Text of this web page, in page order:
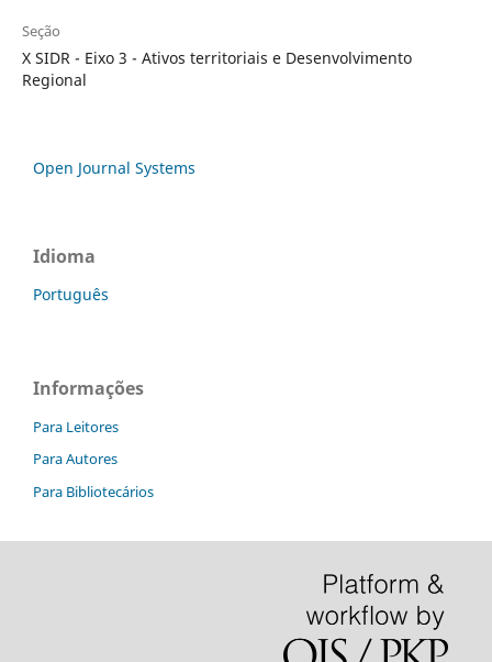
Seção
X SIDR - Eixo 3 - Ativos territoriais e Desenvolvimento
Regional
Open Journal Systems
Idioma
Português
Informações
Para Leitores
Para Autores
Para Bibliotecários